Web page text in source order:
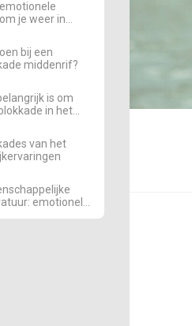
je weer in
bij een
middenrif?
is om
in het
van het
emotionele